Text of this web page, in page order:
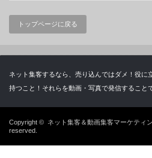
トップページに戻る
ネット集客するなら、売り込んではダメ！役に
持つこと！それらを動画・写真で発信すること
Copyright © ネット集客＆動画集客マーケティ
reserved.